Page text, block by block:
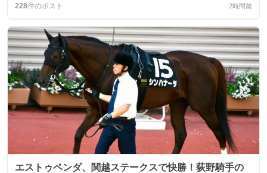
228件のポスト 2時間前
エストゥペンダ、関越ステークスで快勝！荻野騎手の